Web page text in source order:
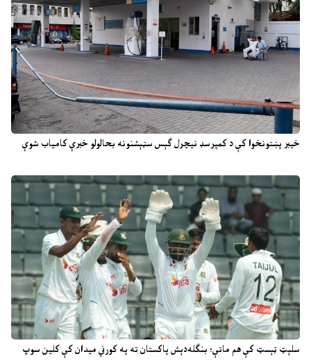
خیبر پښتونخوا کې د کمپرسډ نیچرل ګېس سټېشنونه بحالولو خبرې کامیاب شوې
سلېټ ټېسټ کې هم ماتې؛ بنګله‌دېش پاکستان ته په کورني میدان کې کلین سوپ